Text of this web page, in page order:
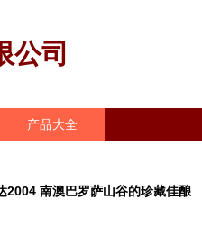
公司
产品大全
2004 南澳巴罗萨山谷的珍藏佳酿